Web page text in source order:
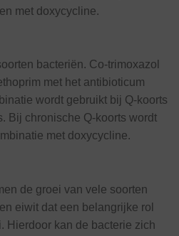
met doxycycline.
bacteriën. Co-trimoxazol
met het antibioticum
wordt gebruikt bij Q-koorts
Bij chronische Q-koorts wordt
met doxycycline.
de groei van vele soorten
eiwit dat een belangrijke rol
Hierdoor kan de bacterie zich